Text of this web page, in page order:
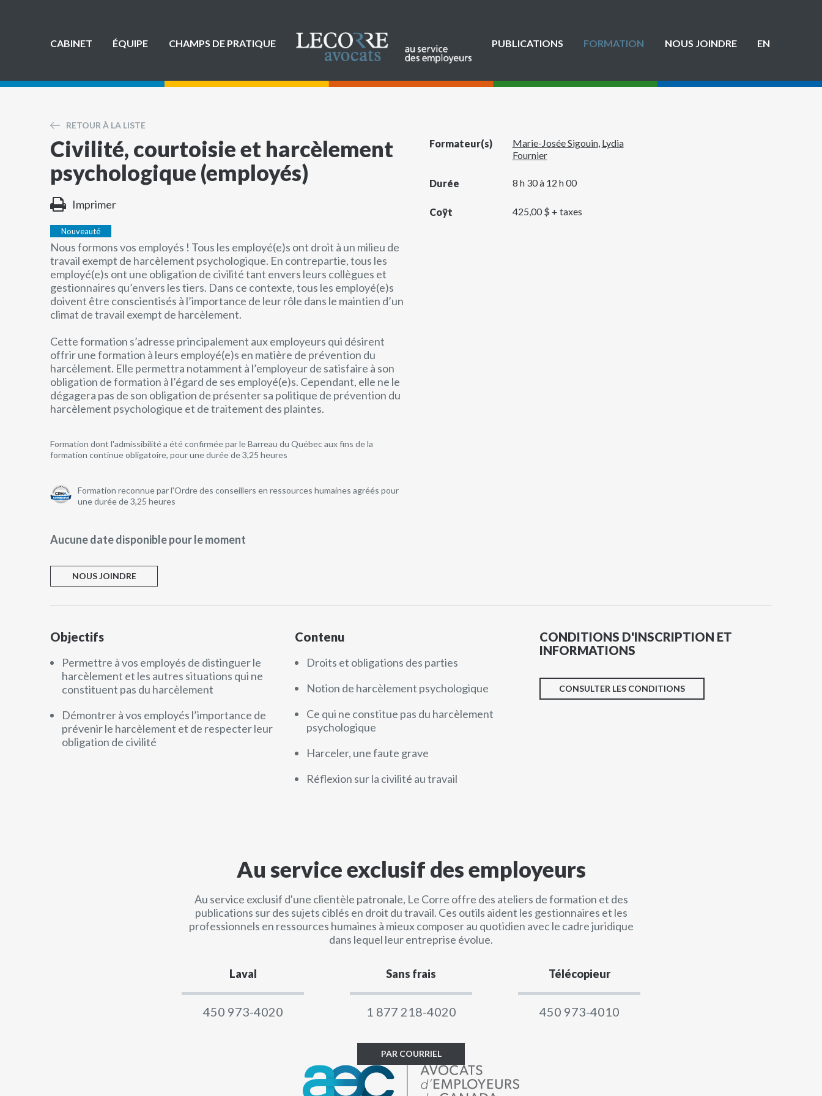
CABINET ÉQUIPE CHAMPS DE PRATIQUE PUBLICATIONS FORMATION NOUS JOINDRE EN
RETOUR À LA LISTE
Civilité, courtoisie et harcèlement
psychologique (employés)
Imprimer
Nouveauté
Nous formons vos employés ! Tous les employé(e)s ont droit à un milieu de
travail exempt de harcèlement psychologique. En contrepartie, tous les
employé(e)s ont une obligation de civilité tant envers leurs collègues et
gestionnaires qu’envers les tiers. Dans ce contexte, tous les employé(e)s
doivent être conscientisés à l’importance de leur rôle dans le maintien d’un
climat de travail exempt de harcèlement.
Cette formation s’adresse principalement aux employeurs qui désirent
offrir une formation à leurs employé(e)s en matière de prévention du
harcèlement. Elle permettra notamment à l’employeur de satisfaire à son
obligation de formation à l’égard de ses employé(e)s. Cependant, elle ne le
dégagera pas de son obligation de présenter sa politique de prévention du
harcèlement psychologique et de traitement des plaintes.
Formation dont l'admissibilité a été confirmée par le Barreau du Québec aux fins de la
formation continue obligatoire, pour une durée de 3,25 heures
Formation reconnue par l'Ordre des conseillers en ressources humaines agréés pour
une durée de 3,25 heures
Formateur(s) Marie-Josée Sigouin, Lydia
Fournier
Durée 8 h 30 à 12 h 00
Coÿt 425,00 $ + taxes
Aucune date disponible pour le moment
NOUS JOINDRE
Objectifs
Permettre à vos employés de distinguer le
harcèlement et les autres situations qui ne
constituent pas du harcèlement
Démontrer à vos employés l’importance de
prévenir le harcèlement et de respecter leur
obligation de civilité
Contenu
Droits et obligations des parties
Notion de harcèlement psychologique
Ce qui ne constitue pas du harcèlement
psychologique
Harceler, une faute grave
Réflexion sur la civilité au travail
CONDITIONS D'INSCRIPTION ET
INFORMATIONS
CONSULTER LES CONDITIONS
Au service exclusif des employeurs
Au service exclusif d'une clientèle patronale, Le Corre offre des ateliers de formation et des
publications sur des sujets ciblés en droit du travail. Ces outils aident les gestionnaires et les
professionnels en ressources humaines à mieux composer au quotidien avec le cadre juridique
dans lequel leur entreprise évolue.
Laval
450 973-4020
Sans frais
1 877 218-4020
Télécopieur
450 973-4010
PAR COURRIEL